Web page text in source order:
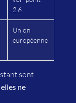
2.6
Union
européenne
sont
elles ne